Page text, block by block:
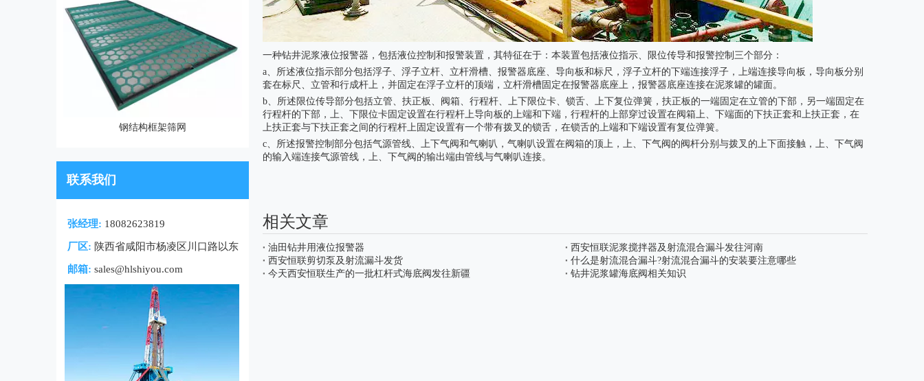
钢结构框架筛网
联系我们
张经理: 18082623819
厂区: 陕西省咸阳市杨凌区川口路以东
邮箱: sales@hlshiyou.com
一种钻井泥浆液位报警器，包括液位控制和报警装置，其特征在于：本装置包括液位指示、限位传导和报警控制三个部分：
a、所述液位指示部分包括浮子、浮子立杆、立杆滑槽、报警器底座、导向板和标尺，浮子立杆的下端连接浮子，上端连接导向板，导向板分别
套在标尺、立管和行成杆上，并固定在浮子立杆的顶端，立杆滑槽固定在报警器底座上，报警器底座连接在泥浆罐的罐面。
b、所述限位传导部分包括立管、扶正板、阀箱、行程杆、上下限位卡、锁舌、上下复位弹簧，扶正板的一端固定在立管的下部，另一端固定在
行程杆的下部，上、下限位卡固定设置在行程杆上导向板的上端和下端，行程杆的上部穿过设置在阀箱上、下端面的下扶正套和上扶正套，在
上扶正套与下扶正套之间的行程杆上固定设置有一个带有拨叉的锁舌，在锁舌的上端和下端设置有复位弹簧。
c、所述报警控制部分包括气源管线、上下气阀和气喇叭，气喇叭设置在阀箱的顶上，上、下气阀的阀杆分别与拨叉的上下面接触，上、下气阀
的输入端连接气源管线，上、下气阀的输出端由管线与气喇叭连接。
相关文章
油田钻井用液位报警器
西安恒联泥浆搅拌器及射流混合漏斗发往河南
西安恒联剪切泵及射流漏斗发货
什么是射流混合漏斗?射流混合漏斗的安装要注意哪些
今天西安恒联生产的一批杠杆式海底阀发往新疆
钻井泥浆罐海底阀相关知识